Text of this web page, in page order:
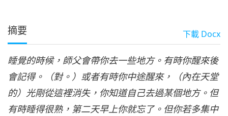
4
24:05
師徒之間 2024-02-12 5814次觀看
5
1997.12.25
摘要 下載 Docx
睡覺的時候，師父會帶你去一些地方。有時你醒來後
會記得。（對。）或者有時你中途醒來，（內在天堂
的）光剛從這裡消失，你知道自己去過某個地方。但
有時睡得很熟，第二天早上你就忘了。但你若多集中